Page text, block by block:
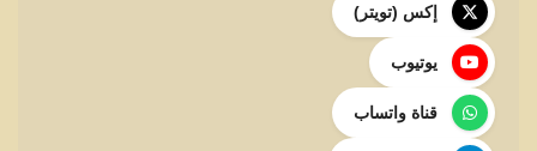
إكس (تويتر)
يوتيوب
قناة واتساب